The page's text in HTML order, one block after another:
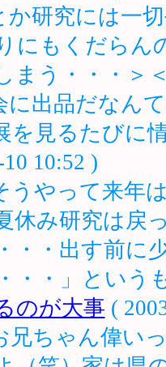
か研究には一
にもくだらん
まう・・・＞
に出品だな
を見るたびに
10:52 )
うやって来年
休み研究は戻
・・出す前
・・」という
のが大事 (
兄ちゃん偉い